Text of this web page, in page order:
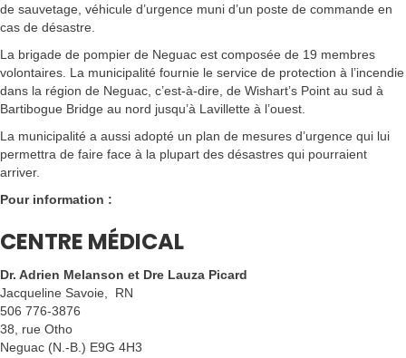
de sauvetage, véhicule d’urgence muni d’un poste de commande en
cas de désastre.
La brigade de pompier de Neguac est composée de 19 membres
volontaires. La municipalité fournie le service de protection à l’incendie
dans la région de Neguac, c’est-à-dire, de Wishart’s Point au sud à
Bartibogue Bridge au nord jusqu’à Lavillette à l’ouest.
La municipalité a aussi adopté un plan de mesures d’urgence qui lui
permettra de faire face à la plupart des désastres qui pourraient
arriver.
Pour information :
CENTRE MÉDICAL
Dr. Adrien Melanson et Dre Lauza Picard
Jacqueline Savoie, RN
506 776-3876
38, rue Otho
Neguac (N.-B.) E9G 4H3